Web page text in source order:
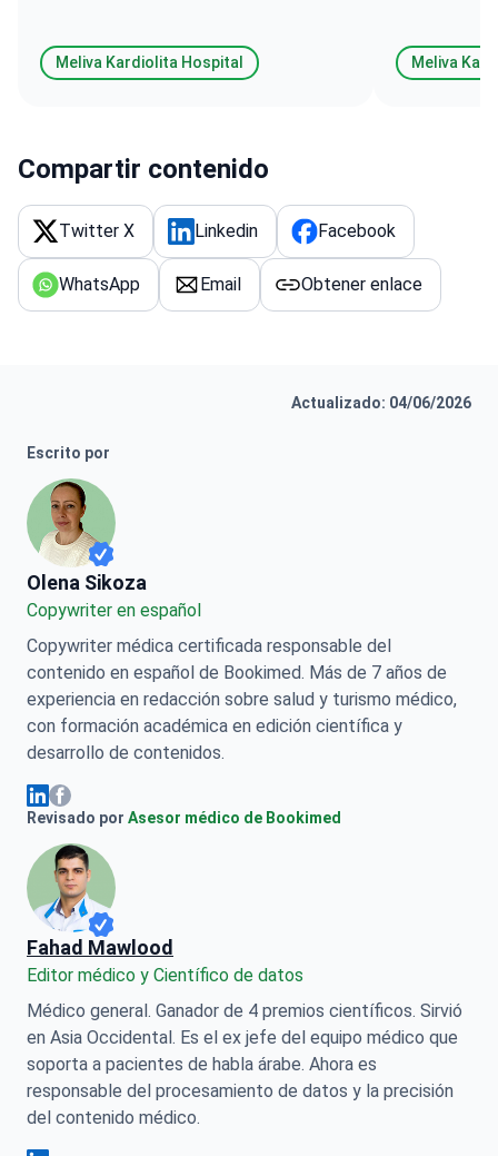
Meliva Kardiolita Hospital Meliva
Compartir contenido
Twitter X Linkedin Facebook
WhatsApp Email Obtener enlace
Actualizado: 04/06/2026
Escrito por
Olena Sikoza
Olena Sikoza
Сopywriter en español
Copywriter médica certificada responsable del
contenido en español de Bookimed. Más de 7 años de
experiencia en redacción sobre salud y turismo médico,
con formación académica en edición científica y
desarrollo de contenidos.
Olena Sikoza Linkedin
Olena Sikoza Facebook
Revisado por Asesor médico de Bookimed
Fahad Mawlood
Editor médico y Científico de datos
Médico general. Ganador de 4 premios científicos. Sirvió
en Asia Occidental. Es el ex jefe del equipo médico que
soporta a pacientes de habla árabe. Ahora es
responsable del procesamiento de datos y la precisión
del contenido médico.